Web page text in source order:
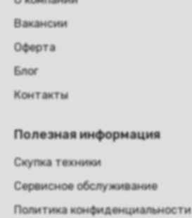
Вакансии
Оферта
Блог
Контакты
Полезная информация
Скупка техники
Сервисное обслуживание
Политика конфиденциальности